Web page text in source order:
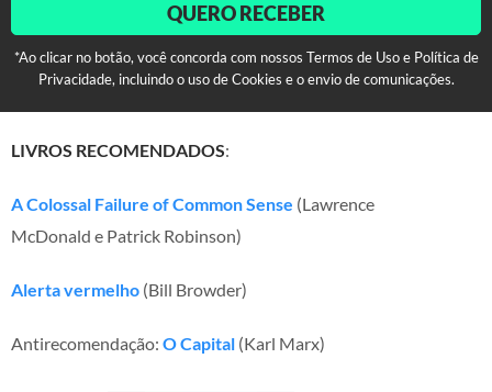
QUERO RECEBER
*Ao clicar no botão, você concorda com nossos Termos de Uso e Política de
Privacidade, incluindo o uso de Cookies e o envio de comunicações.
LIVROS RECOMENDADOS:
A Colossal Failure of Common Sense (Lawrence
McDonald e Patrick Robinson)
Alerta vermelho (Bill Browder)
Antirecomendação: O Capital (Karl Marx)